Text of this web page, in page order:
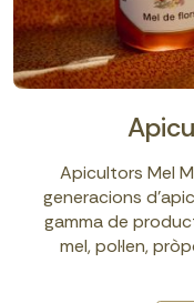
Apicultors Mel
generacions
gamma de
mel, pol·len,